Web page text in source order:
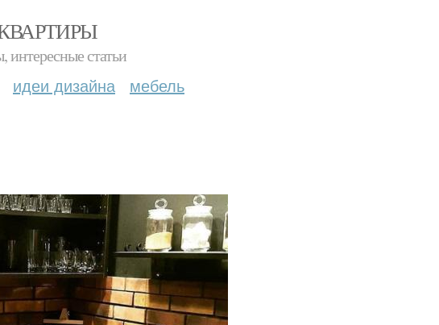
интересные статьи
идеи дизайна мебель